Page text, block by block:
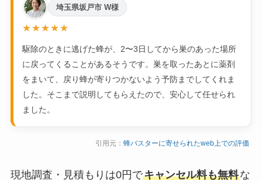
埼玉県坂戸市 W様
★★★★★
駆除のときに逃げた蜂が、2〜3日してから巣のあった場所
に戻ってくることがあるそうです。巣を取ったあとに薬剤
をまいて、戻り蜂が寄りつかないよう予防までしてくれま
した。そこまで説明してもらえたので、安心して任せられ
ました。
引用元：蜂バスターに寄せられたweb上での評価
現地調査・見積もりは0円でキャンセル料も無料な